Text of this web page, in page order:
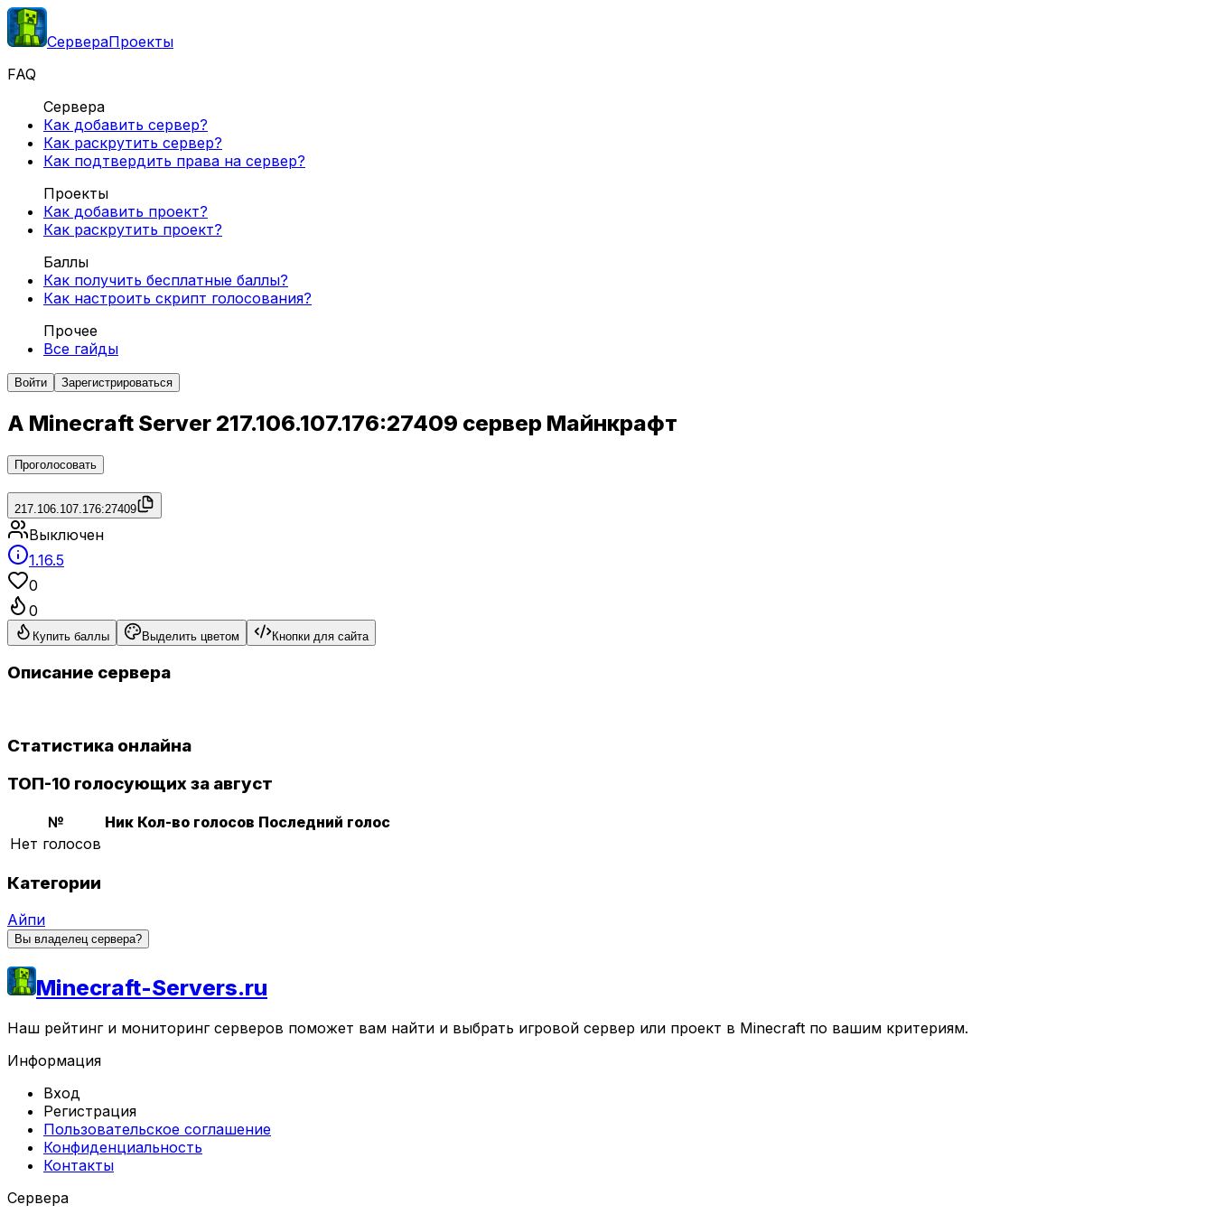
СервераПроекты
FAQ
Сервера
Как добавить сервер?
Как раскрутить сервер?
Как подтвердить права на сервер?
Проекты
Как добавить проект?
Как раскрутить проект?
Баллы
Как получить бесплатные баллы?
Как настроить скрипт голосования?
Прочее
Все гайды
Войти Зарегистрироваться
A Minecraft Server 217.106.107.176:27409 сервер Майнкрафт
Проголосовать
217.106.107.176:27409
Выключен
1.16.5
0
0
Купить баллы Выделить цветом Кнопки для сайта
Описание сервера
Статистика онлайна
ТОП-10 голосующих за август
№ Ник Кол-во голосов Последний голос
Нет голосов
Категории
Айпи
Вы владелец сервера?
Minecraft-Servers.ru
Наш рейтинг и мониторинг серверов поможет вам найти и выбрать игровой сервер или проект в Minecraft по вашим критериям.
Информация
Вход
Регистрация
Пользовательское соглашение
Конфиденциальность
Контакты
Сервера